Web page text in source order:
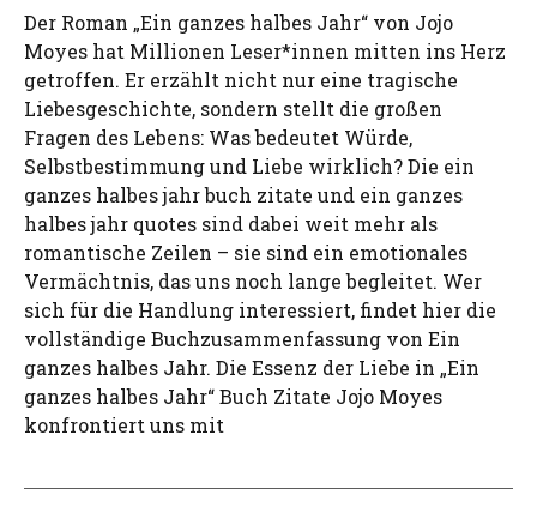
Der Roman „Ein ganzes halbes Jahr“ von Jojo
Moyes hat Millionen Leser*innen mitten ins Herz
getroffen. Er erzählt nicht nur eine tragische
Liebesgeschichte, sondern stellt die großen
Fragen des Lebens: Was bedeutet Würde,
Selbstbestimmung und Liebe wirklich? Die ein
ganzes halbes jahr buch zitate und ein ganzes
halbes jahr quotes sind dabei weit mehr als
romantische Zeilen – sie sind ein emotionales
Vermächtnis, das uns noch lange begleitet. Wer
sich für die Handlung interessiert, findet hier die
vollständige Buchzusammenfassung von Ein
ganzes halbes Jahr. Die Essenz der Liebe in „Ein
ganzes halbes Jahr“ Buch Zitate Jojo Moyes
konfrontiert uns mit